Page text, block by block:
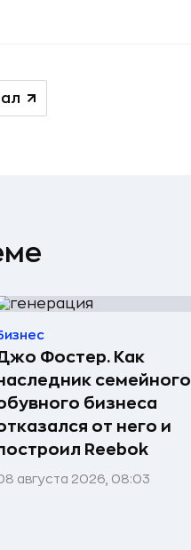
Фостер. Как
семейного
бизнеса
от него и
Reebok
августа 2026, 08:03